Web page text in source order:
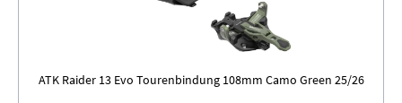
ATK Raider 13 Evo Tourenbindung 108mm Camo Green 25/26